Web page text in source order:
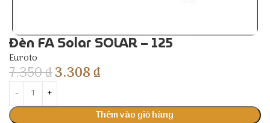
Đèn FA Solar SOLAR – 125
Euroto
7.350₫3.308₫
Thêm vào giỏ hàng